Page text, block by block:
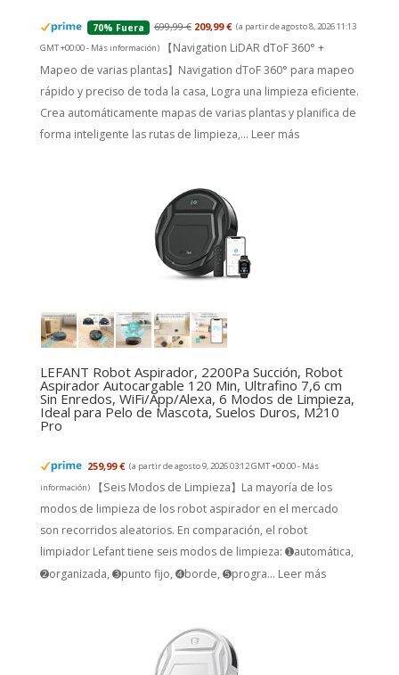
70% Fuera 699,99 € 209,99 € (a partir de agosto 8, 2026 11:13
GMT +00:00 - Más información)
【Navigation LiDAR dToF 360° +
Mapeo de varias plantas】Navigation dToF 360° para mapeo
rápido y preciso de toda la casa, Logra una limpieza eficiente.
Crea automáticamente mapas de varias plantas y planifica de
forma inteligente las rutas de limpieza,... Leer más
LEFANT Robot Aspirador, 2200Pa Succión, Robot
Aspirador Autocargable 120 Min, Ultrafino 7,6 cm
Sin Enredos, WiFi/App/Alexa, 6 Modos de Limpieza,
Ideal para Pelo de Mascota, Suelos Duros, M210
Pro
259,99 € (a partir de agosto 9, 2026 03:12 GMT +00:00 - Más
información)
【Seis Modos de Limpieza】La mayoría de los
modos de limpieza de los robot aspirador en el mercado
son recorridos aleatorios. En comparación, el robot
limpiador Lefant tiene seis modos de limpieza: ➊automática,
➋organizada, ➌punto fijo, ➍borde, ➎progra... Leer más